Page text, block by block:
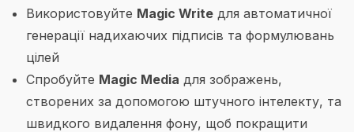
Використовуйте Magic Write для автоматичної
генерації надихаючих підписів та формулювань
цілей
Спробуйте Magic Media для зображень,
створених за допомогою штучного інтелекту, та
швидкого видалення фону, щоб покращити